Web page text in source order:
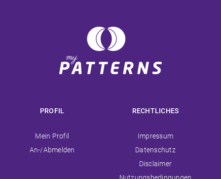
PROFIL
Navigation
überspringen
Mein Profil
An-/Abmelden
RECHTLICHES
Navigation
überspringen
Impressum
Datenschutz
Disclaimer
Nutzungsbedingungen